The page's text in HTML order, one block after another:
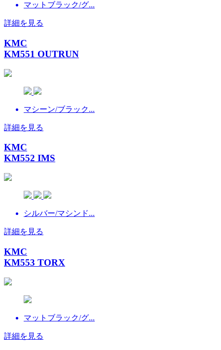
マットブラック/グ...
詳細を見る
KMC
KM551 OUTRUN
マシーン/ブラック...
詳細を見る
KMC
KM552 IMS
シルバー/マシンド...
詳細を見る
KMC
KM553 TORX
マットブラック/グ...
詳細を見る